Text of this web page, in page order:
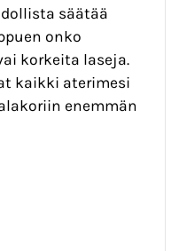
säätää
onko
korkeita laseja.
kaikki aterimesi
enemmän